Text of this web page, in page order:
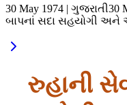
30 May 1974 | ગુજરાતી30
બાપનાં સદા સહયોગી અને
રુહાની